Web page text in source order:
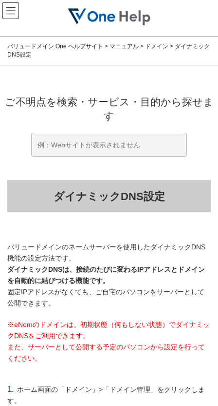
コ
ン
テ
ツ
キ
ナ
ビ
ゲ
シ
に
バリュードメイン One ヘルプサイト > マニュアル > ドメイン > ダイナミック
DNS設定
ご不明点を検索・サービス・目的から探せま
す
ダイナミックDNS設定
バリュードメインのネームサーバーを使用したダイナミックDNS
機能の設定方法です。
ダイナミックDNSは、接続のたびに変わるIPアドレスとドメイン
を自動的に結びつける機能です。
固定IPアドレスがなくても、ご自宅のパソコンをサーバーとして
公開できます。
※eNomのドメインは、初期状態（何もしない状態）でダイナミッ
クDNSをご利用できます。
また、サーバーとして公開する予定のパソコンから設定を行って
ください。
1. ホーム画面の「ドメイン」>「ドメイン管理」をクリックしま
す。